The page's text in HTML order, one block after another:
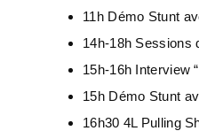
11h Démo Stunt
14h-18h Sessions
15h-16h Interview
15h Démo Stunt
16h30 4L Pulling